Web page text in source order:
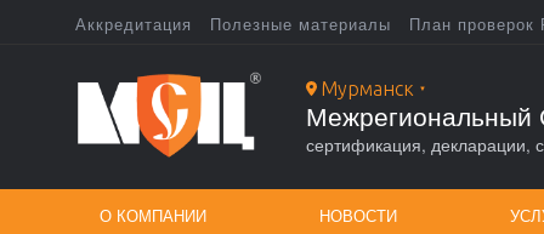
содержаниюmenu
Аккредитация Полезные материалы План проверок
Мурманск ▼
Межрегиональный
сертификация, декларации,
О КОМПАНИИ НОВОСТИ